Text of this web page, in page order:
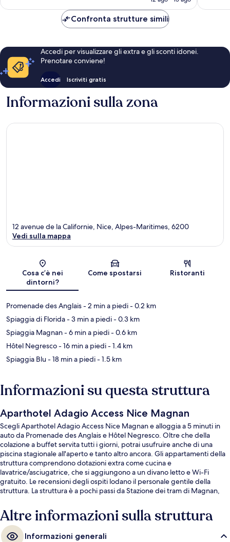
CHF 194
Confronta strutture simili
Accedi per visualizzare gli extra e gli sconti idonei.
Prenotare conviene!
Accedi Iscriviti gratis
Informazioni sulla zona
Mappa
12 avenue de la Californie, Nice, Alpes-Maritimes, 6200
Vedi sulla mappa
Cosa c’è nei
dintorni?
Come spostarsi Ristoranti
Promenade des Anglais- 2 min a piedi- 0.2 km
Spiaggia di Florida- 3 min a piedi- 0.3 km
Spiaggia Magnan- 6 min a piedi- 0.6 km
Hôtel Negresco- 16 min a piedi- 1.4 km
Spiaggia Blu- 18 min a piedi- 1.5 km
Informazioni su questa struttura
Aparthotel Adagio Access Nice Magnan
Scegli Aparthotel Adagio Access Nice Magnan e alloggia a 5 minuti in
auto da Promenade des Anglais e Hôtel Negresco. Oltre che della
colazione a buffet servita tutti i giorni, potrai usufruire anche di una
piscina stagionale all'aperto e tanto altro ancora. Gli appartamenti della
struttura comprendono dotazioni extra come cucina e
lavatrice/asciugatrice, che si aggiungono a un divano letto e Wi-Fi
gratuito. Le recensioni degli ospiti lodano il personale gentile della
struttura. La struttura è a pochi passi da Stazione dei tram di Magnan,
Altre informazioni sulla struttura
Informazioni generali